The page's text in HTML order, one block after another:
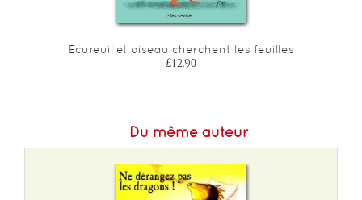
Ecureuil et oiseau cherchent les feuilles
£12.90
Du même auteur